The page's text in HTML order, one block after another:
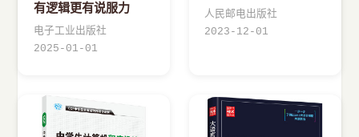
有逻辑更有说服力
电子工业出版社
2025-01-01
人民邮电出版社
2023-12-01